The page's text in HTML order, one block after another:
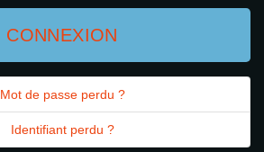
CONNEXION
Mot de passe perdu ?
Identifiant perdu ?